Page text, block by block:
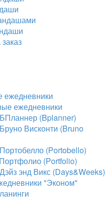
ежедневники
ежедневники
(Bplanner)
Висконти (Bruno
(Portobello)
(Portfolio)
энд Викс (Days&Weeks)
"Эконом"